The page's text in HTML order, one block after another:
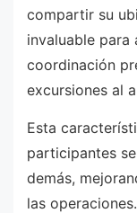
compartir su
invaluable para
coordinación
excursiones al
Esta
participantes
demás,
las operaciones.